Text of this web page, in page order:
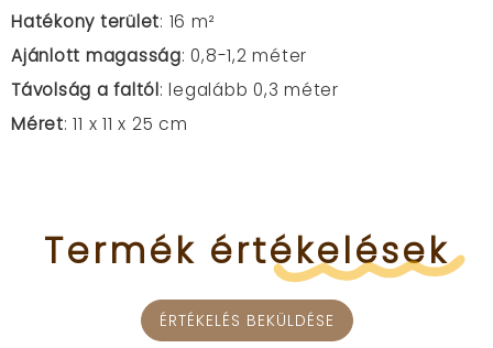
Hatékony terület: 16 m²
Ajánlott magasság: 0,8-1,2 méter
Távolság a faltól: legalább 0,3 méter
Méret: 11 x 11 x 25 cm
Termék értékelések
ÉRTÉKELÉS BEKÜLDÉSE